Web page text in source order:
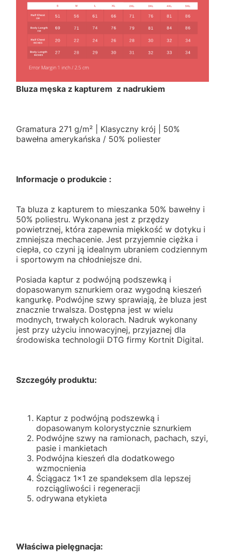
Bluza męska z kapturem z nadrukiem
Gramatura 271 g/m² | Klasyczny krój | 50%
bawełna amerykańska / 50% poliester
Informacje o produkcie :
Ta bluza z kapturem to mieszanka 50% bawełny i
50% poliestru. Wykonana jest z przędzy
powietrznej, która zapewnia miękkość w dotyku i
zmniejsza mechacenie. Jest przyjemnie ciężka i
ciepła, co czyni ją idealnym ubraniem codziennym
i sportowym na chłodniejsze dni.
Posiada kaptur z podwójną podszewką i
dopasowanym sznurkiem oraz wygodną kieszeń
kangurkę. Podwójne szwy sprawiają, że bluza jest
znacznie trwalsza. Dostępna jest w wielu
modnych, trwałych kolorach. Nadruk wykonany
jest przy użyciu innowacyjnej, przyjaznej dla
środowiska technologii DTG firmy Kortnit Digital.
Szczegóły produktu:
Kaptur z podwójną podszewką i
dopasowanym kolorystycznie sznurkiem
Podwójne szwy na ramionach, pachach, szyi,
pasie i mankietach
Podwójna kieszeń dla dodatkowego
wzmocnienia
Ściągacz 1x1 ze spandeksem dla lepszej
rozciągliwości i regeneracji
odrywana etykieta
Właściwa pielęgnacja: